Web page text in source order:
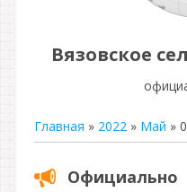
Вязовское
Главная » 2022 » Май »
Официально